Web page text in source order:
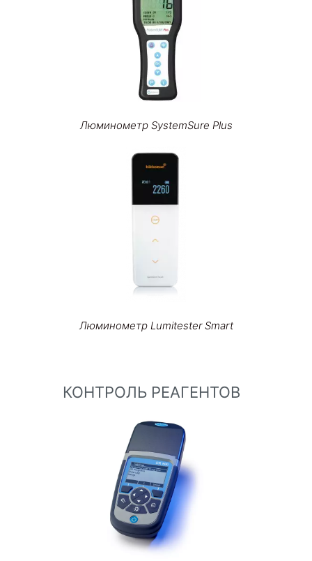
Люминометр SystemSure Plus
Люминометр Lumitester Smart
КОНТРОЛЬ РЕАГЕНТОВ